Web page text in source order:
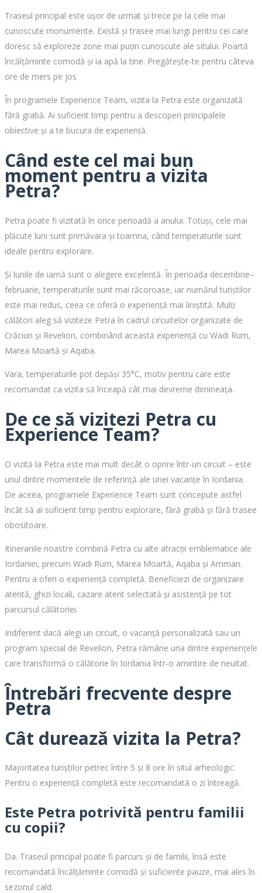
Traseul principal este ușor de urmat și trece pe la cele mai
cunoscute monumente. Există și trasee mai lungi pentru cei care
doresc să exploreze zone mai puțin cunoscute ale sitului. Poartă
încălțăminte comodă și ia apă la tine. Pregătește-te pentru câteva
ore de mers pe jos
În programele Experience Team, vizita la Petra este organizată
fără grabă. Ai suficient timp pentru a descoperi principalele
obiective și a te bucura de experiență.
Când este cel mai bun
moment pentru a vizita
Petra?
Petra poate fi vizitată în orice perioadă a anului. Totuși, cele mai
plăcute luni sunt primăvara și toamna, când temperaturile sunt
ideale pentru explorare.
Și lunile de iarnă sunt o alegere excelentă. În perioada decembrie–
februarie, temperaturile sunt mai răcoroase, iar numărul turiștilor
este mai redus, ceea ce oferă o experiență mai liniștită. Mulți
călători aleg să viziteze Petra în cadrul circuitelor organizate de
Crăciun și Revelion, combinând această experiență cu Wadi Rum,
Marea Moartă și Aqaba.
Vara, temperaturile pot depăși 35°C, motiv pentru care este
recomandat ca vizita să înceapă cât mai devreme dimineața.
De ce să vizitezi Petra cu
Experience Team?
O vizită la Petra este mai mult decât o oprire într-un circuit – este
unul dintre momentele de referință ale unei vacanțe în Iordania.
De aceea, programele Experience Team sunt concepute astfel
încât să ai suficient timp pentru explorare, fără grabă și fără trasee
obositoare.
Itinerariile noastre combină Petra cu alte atracții emblematice ale
Iordaniei, precum Wadi Rum, Marea Moartă, Aqaba și Amman.
Pentru a oferi o experiență completă. Beneficiezi de organizare
atentă, ghizi locali, cazare atent selectată și asistență pe tot
parcursul călătoriei.
Indiferent dacă alegi un circuit, o vacanță personalizată sau un
program special de Revelion, Petra rămâne una dintre experiențele
care transformă o călătorie în Iordania într-o amintire de neuitat.
Întrebări frecvente despre
Petra
Cât durează vizita la Petra?
Majoritatea turiștilor petrec între 5 și 8 ore în situl arheologic.
Pentru o experiență completă este recomandată o zi întreagă.
Este Petra potrivită pentru familii
cu copii?
Da. Traseul principal poate fi parcurs și de familii, însă este
recomandată încălțăminte comodă și suficiente pauze, mai ales în
sezonul cald.